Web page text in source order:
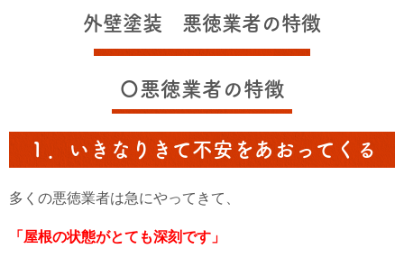
外壁塗装 悪徳業者の特徴
〇悪徳業者の特徴
１．いきなりきて不安をあおってくる
多くの悪徳業者は急にやってきて、
「屋根の状態がとても深刻です」